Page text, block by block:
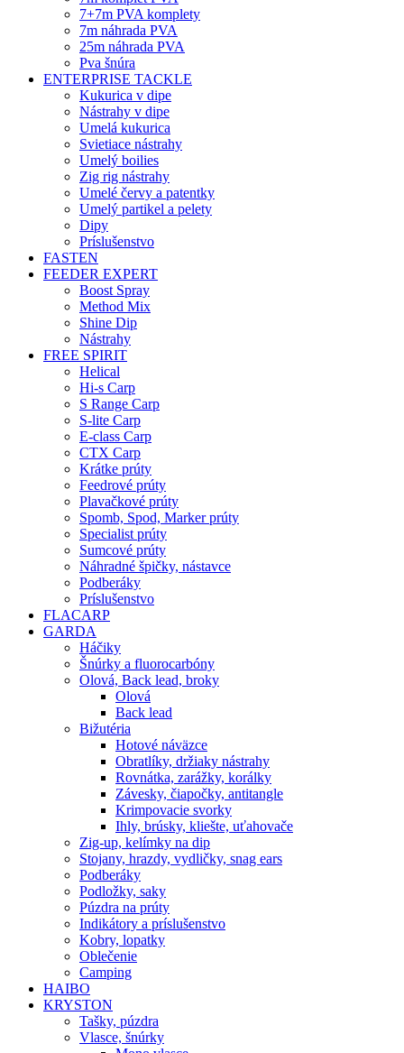
7+7m PVA komplety
7m náhrada PVA
25m náhrada PVA
Pva šnúra
ENTERPRISE TACKLE
Kukurica v dipe
Nástrahy v dipe
Umelá kukurica
Svietiace nástrahy
Umelý boilies
Zig rig nástrahy
Umelé červy a patentky
Umelý partikel a pelety
Dipy
Príslušenstvo
FASTEN
FEEDER EXPERT
Boost Spray
Method Mix
Shine Dip
Nástrahy
FREE SPIRIT
Helical
Hi-s Carp
S Range Carp
S-lite Carp
E-class Carp
CTX Carp
Krátke prúty
Feedrové prúty
Plavačkové prúty
Spomb, Spod, Marker prúty
Specialist prúty
Sumcové prúty
Náhradné špičky, nástavce
Podberáky
Príslušenstvo
FLACARP
GARDA
Háčiky
Šnúrky a fluorocarbóny
Olová, Back lead, broky
Olová
Back lead
Bižutéria
Hotové náväzce
Obratlíky, držiaky nástrahy
Rovnátka, zarážky, korálky
Závesky, čiapočky, antitangle
Krimpovacie svorky
Ihly, brúsky, kliešte, uťahovače
Zig-up, kelímky na dip
Stojany, hrazdy, vydličky, snag ears
Podberáky
Podložky, saky
Púzdra na prúty
Indikátory a príslušenstvo
Kobry, lopatky
Oblečenie
Camping
HAIBO
KRYSTON
Tašky, púzdra
Vlasce, šnúrky